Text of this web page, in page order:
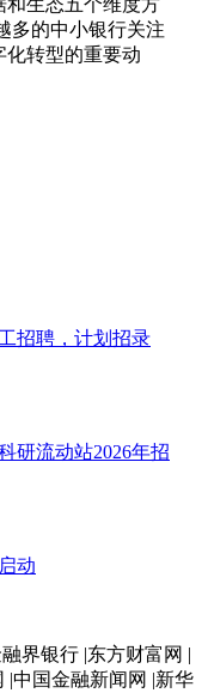
多的中小银行关注
化转型的重要动
招聘，计划招录
研流动站2026年招
动
界银行 |东方财富网 |
|中国金融新闻网 |新华